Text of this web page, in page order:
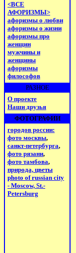
<ВСЕ
АФОРИЗМЫ>
афоризмы о любви
афоризмы о жизни
афоризмы про
женщин
мужчины и
женщины
афоризмы
философов
РАЗНОЕ
О проекте
Наши друзья
ФОТОГРАФИИ
городов россии:
фото москвы,
санкт-петербурга,
фото рязани,
фото тамбова,
природа, цветы
photo of russian city
- Moscow, St.-
Petersburg